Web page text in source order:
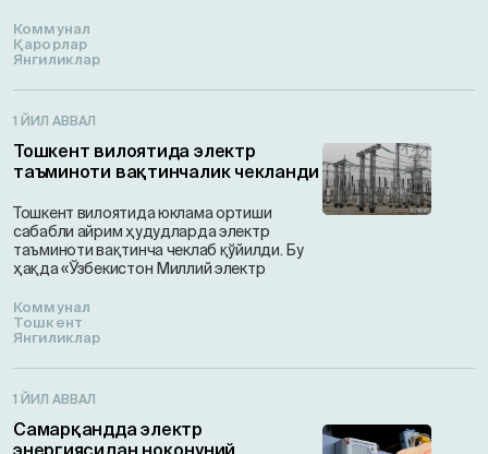
Коммунал
Қарорлар
Янгиликлар
1 ЙИЛ АВВАЛ
Тошкент вилоятида электр
таъминоти вақтинчалик чекланди
Тошкент вилоятида юклама ортиши
сабабли айрим ҳудудларда электр
таъминоти вақтинча чеклаб қўйилди. Бу
ҳақда «Ўзбекистон Миллий электр
Коммунал
Тошкент
Янгиликлар
1 ЙИЛ АВВАЛ
Самарқандда электр
энергиясидан ноқонуний